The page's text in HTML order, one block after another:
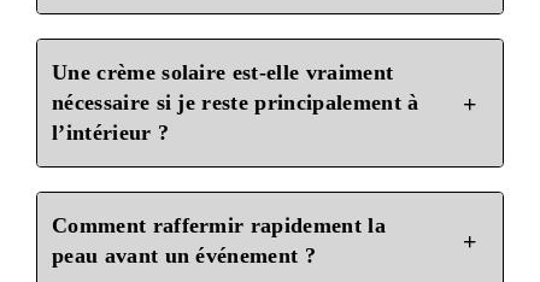
Une crème solaire est-elle vraiment
nécessaire si je reste principalement à
l’intérieur ?
Comment raffermir rapidement la
peau avant un événement ?